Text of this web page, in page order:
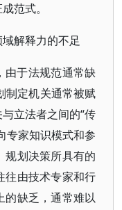
范式。
解释力的不足
由于法规范通常缺
制定机关通常被赋
立法者之间的“传
专家知识模式和参
规划决策所具有的
往由技术专家和行
的缺乏，通常难以